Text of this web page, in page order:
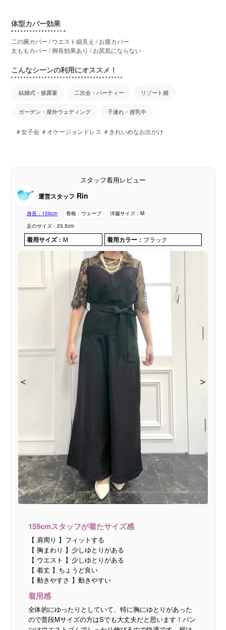
体型カバー効果
二の腕カバー / ウエスト細見え / お腹カバー
太ももカバー / 脚長効果あり / お尻気にならない
こんなシーンの利用にオススメ！
結婚式・披露宴 二次会・パーティー リゾート婚
ガーデン・屋外ウェディング 子連れ・授乳中
＃女子会 ＃オケージョンドレス ＃きれいめなお出かけ
スタッフ着用レビュー
運営スタッフ Rin
身長： 159cm 骨格： ウェーブ 洋服サイズ： M
足のサイズ： 23.5cm
着用サイズ： M 着用カラー： ブラック
＜ ＞
＜ ＞
＜ ＞
＜ ＞
＜ ＞
159cmスタッフが着たサイズ感
【 肩周り 】フィットする
【 胸まわり 】少しゆとりがある
【 ウエスト 】少しゆとりがある
【 着丈 】ちょうど良い
【 動きやすさ 】動きやすい
着用感
全体的にゆったりとしていて、特に胸にゆとりがあった
ので普段Mサイズの方はSでも大丈夫だと思います！パン